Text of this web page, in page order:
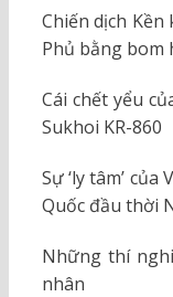
Chiến dịch
Phủ bằng bom
Cái chết yểu
Sukhoi KR-860
Sự ‘ly tâm’
Quốc đầu thời
Những thí
nhân